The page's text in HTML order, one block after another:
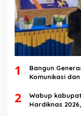
1
Bangun
Komunikasi
Speech di SMK
2
Wabup
Hardiknas